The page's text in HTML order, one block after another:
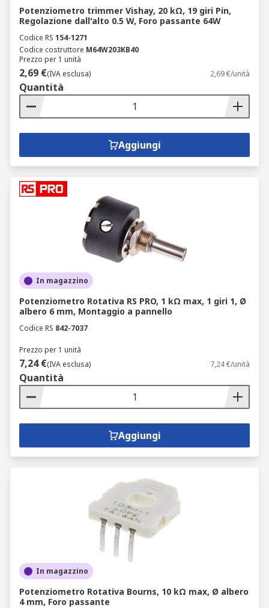
Potenziometro trimmer Vishay, 20 kΩ, 19 giri Pin,
Regolazione dall'alto 0.5 W, Foro passante 64W
Codice RS 154-1271
Codice costruttore M64W203KB40
Prezzo per 1 unità
2,69 €(IVA esclusa) 2,69 €/unità
Quantità
Aggiungi
In magazzino
Potenziometro Rotativa RS PRO, 1 kΩ max, 1 giri 1, Ø
albero 6 mm, Montaggio a pannello
Codice RS 842-7037
Prezzo per 1 unità
7,24 €(IVA esclusa) 7,24 €/unità
Quantità
Aggiungi
In magazzino
Potenziometro Rotativa Bourns, 10 kΩ max, Ø albero
4 mm, Foro passante